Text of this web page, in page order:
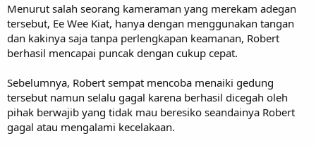
Menurut salah seorang kameraman yang merekam adegan
tersebut, Ee Wee Kiat, hanya dengan menggunakan tangan
dan kakinya saja tanpa perlengkapan keamanan, Robert
berhasil mencapai puncak dengan cukup cepat.
Sebelumnya, Robert sempat mencoba menaiki gedung
tersebut namun selalu gagal karena berhasil dicegah oleh
pihak berwajib yang tidak mau beresiko seandainya Robert
gagal atau mengalami kecelakaan.